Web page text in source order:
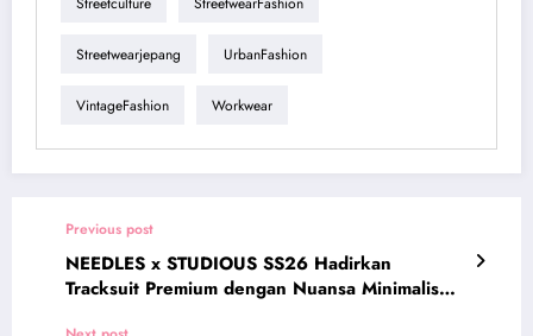
Streetwearjepang UrbanFashion
VintageFashion Workwear
Previous post
NEEDLES x STUDIOUS SS26 Hadirkan
Tracksuit Premium dengan Nuansa Minimalis